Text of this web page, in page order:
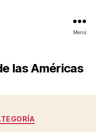
Menú
las Américas